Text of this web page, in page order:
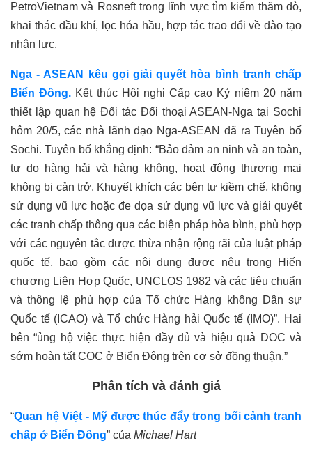
PetroVietnam và Rosneft trong lĩnh vực tìm kiếm thăm dò,
khai thác dầu khí, lọc hóa hầu, hợp tác trao đổi về đào tạo
nhân lực.
Nga - ASEAN kêu gọi giải quyết hòa bình tranh chấp
Biển Đông. Kết thúc Hội nghị Cấp cao Kỷ niệm 20 năm
thiết lập quan hệ Đối tác Đối thoại ASEAN-Nga tại Sochi
hôm 20/5, các nhà lãnh đạo Nga-ASEAN đã ra Tuyên bố
Sochi.Tuyên bố khẳng định: “Bảo đảm an ninh và an toàn,
tự do hàng hải và hàng không, hoạt động thương mại
không bị cản trở. Khuyết khích các bên tự kiềm chế, không
sử dụng vũ lực hoặc đe dọa sử dụng vũ lực và giải quyết
các tranh chấp thông qua các biện pháp hòa bình, phù hợp
với các nguyên tắc được thừa nhận rộng rãi của luật pháp
quốc tế, bao gồm các nội dung được nêu trong Hiến
chương Liên Hợp Quốc, UNCLOS 1982 và các tiêu chuẩn
và thông lệ phù hợp của Tổ chức Hàng không Dân sự
Quốc tế (ICAO) và Tổ chức Hàng hải Quốc tế (IMO)”. Hai
bên “ủng hộ việc thực hiện đầy đủ và hiệu quả DOC và
sớm hoàn tất COC ở Biển Đông trên cơ sở đồng thuận.”
Phân tích và đánh giá
“Quan hệ Việt - Mỹ được thúc đẩy trong bối cảnh tranh
chấp ởBiển Đông” của Michael Hart